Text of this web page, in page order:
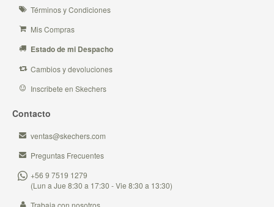
Términos y Condiciones
Mis Compras
Estado de mi Despacho
Cambios y devoluciones
Inscribete en Skechers
Contacto
ventas@skechers.com
Preguntas Frecuentes
+56 9 7519 1279
(Lun a Jue 8:30 a 17:30 - Vie 8:30 a 13:30)
Trabaja con nosotros